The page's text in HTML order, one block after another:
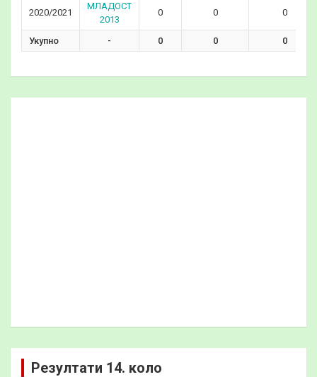
2020/2021
МЛАДОСТ
2013
0 0 0
Укупно - 0 0 0
Резултати 14. коло